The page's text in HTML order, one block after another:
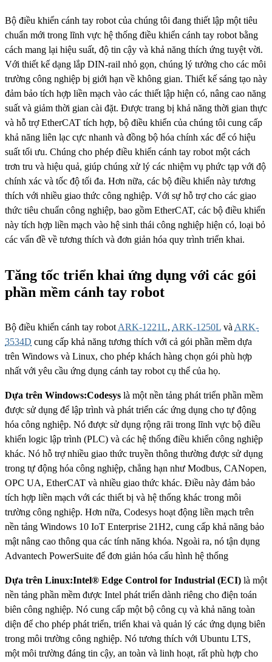
Bộ điều khiển cánh tay robot của chúng tôi đang thiết lập một tiêu
chuẩn mới trong lĩnh vực hệ thống điều khiển cánh tay robot bằng
cách mang lại hiệu suất, độ tin cậy và khả năng thích ứng tuyệt vời.
Với thiết kế dạng lắp DIN-rail nhỏ gọn, chúng lý tưởng cho các môi
trường công nghiệp bị giới hạn về không gian. Thiết kế sáng tạo này
đảm bảo tích hợp liền mạch vào các thiết lập hiện có, nâng cao năng
suất và giảm thời gian cài đặt. Được trang bị khả năng thời gian thực
và hỗ trợ EtherCAT tích hợp, bộ điều khiển của chúng tôi cung cấp
khả năng liên lạc cực nhanh và đồng bộ hóa chính xác để có hiệu
suất tối ưu. Chúng cho phép điều khiển cánh tay robot một cách
trơn tru và hiệu quả, giúp chúng xử lý các nhiệm vụ phức tạp với độ
chính xác và tốc độ tối đa. Hơn nữa, các bộ điều khiển này tương
thích với nhiều giao thức công nghiệp. Với sự hỗ trợ cho các giao
thức tiêu chuẩn công nghiệp, bao gồm EtherCAT, các bộ điều khiển
này tích hợp liền mạch vào hệ sinh thái công nghiệp hiện có, loại bỏ
các vấn đề về tương thích và đơn giản hóa quy trình triển khai.
Tăng tốc triển khai ứng dụng với các gói
phần mềm cánh tay robot
Bộ điều khiển cánh tay robotARK-1221L, ARK-1250L vàARK-
3534D cung cấp khả năng tương thích với cả gói phần mềm dựa
trên Windows và Linux, cho phép khách hàng chọn gói phù hợp
nhất với yêu cầu ứng dụng cánh tay robot cụ thể của họ.
Dựa trên Windows:Codesys là một nền tảng phát triển phần mềm
được sử dụng để lập trình và phát triển các ứng dụng cho tự động
hóa công nghiệp. Nó được sử dụng rộng rãi trong lĩnh vực bộ điều
khiển logic lập trình (PLC) và các hệ thống điều khiển công nghiệp
khác. Nó hỗ trợ nhiều giao thức truyền thông thường được sử dụng
trong tự động hóa công nghiệp, chẳng hạn như Modbus, CANopen,
OPC UA, EtherCAT và nhiều giao thức khác. Điều này đảm bảo
tích hợp liền mạch với các thiết bị và hệ thống khác trong môi
trường công nghiệp. Hơn nữa, Codesys hoạt động liền mạch trên
nền tảng Windows 10 IoT Enterprise 21H2, cung cấp khả năng bảo
mật nâng cao thông qua các tính năng khóa. Ngoài ra, nó tận dụng
Advantech PowerSuite để đơn giản hóa cấu hình hệ thống
Dựa trên Linux:Intel® Edge Control for Industrial (ECI) là một
nền tảng phần mềm được Intel phát triển dành riêng cho điện toán
biên công nghiệp. Nó cung cấp một bộ công cụ và khả năng toàn
diện để cho phép phát triển, triển khai và quản lý các ứng dụng biên
trong môi trường công nghiệp. Nó tương thích với Ubuntu LTS,
một môi trường đáng tin cậy, an toàn và linh hoạt, rất phù hợp cho